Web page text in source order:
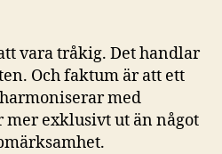
vara tråkig. Det handlar
Och faktum är att ett
med
mer exklusivt ut än något